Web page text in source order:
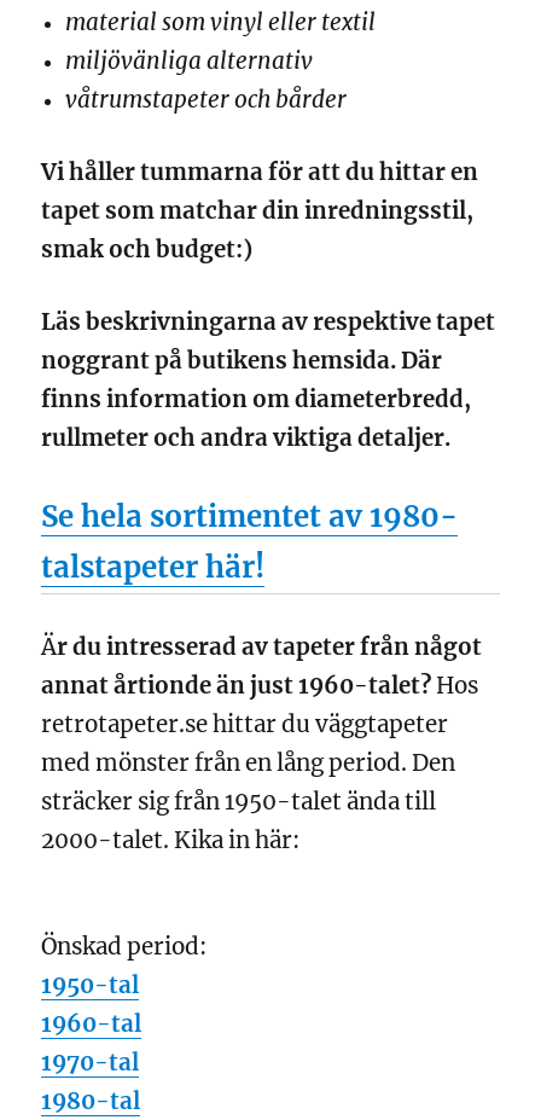
material som vinyl eller textil
miljövänliga alternativ
våtrumstapeter och bårder
Vi håller tummarna för att du hittar en
tapet som matchar din inredningsstil,
smak och budget:)
Läs beskrivningarna av respektive tapet
noggrant på butikens hemsida. Där
finns information om diameterbredd,
rullmeter och andra viktiga detaljer.
Se hela sortimentet av 1980-
talstapeter här!
Är du intresserad av tapeter från något
annat årtionde än just 1960-talet? Hos
retrotapeter.se hittar du väggtapeter
med mönster från en lång period. Den
sträcker sig från 1950-talet ända till
2000-talet. Kika in här:
Önskad period:
1950-tal
1960-tal
1970-tal
1980-tal